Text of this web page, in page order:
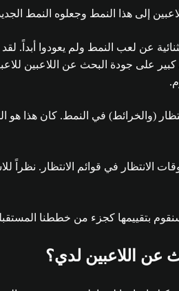
إلى هذا النمط وجعلوه النمط
عن لعب النمط ولم يعودوا
على جودة البحث عن اللاعبين
(والخرائط) في النمط. كان هذا
بتقييمها كجزء من خططنا المستقبلية
اللاعبين لدي؟